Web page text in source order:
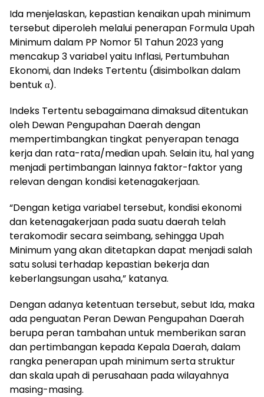
Ida menjelaskan, kepastian kenaikan upah minimum
tersebut diperoleh melalui penerapan Formula Upah
Minimum dalam PP Nomor 51 Tahun 2023 yang
mencakup 3 variabel yaitu Inflasi, Pertumbuhan
Ekonomi, dan Indeks Tertentu (disimbolkan dalam
bentuk α).
Indeks Tertentu sebagaimana dimaksud ditentukan
oleh Dewan Pengupahan Daerah dengan
mempertimbangkan tingkat penyerapan tenaga
kerja dan rata-rata/median upah. Selain itu, hal yang
menjadi pertimbangan lainnya faktor-faktor yang
relevan dengan kondisi ketenagakerjaan.
“Dengan ketiga variabel tersebut, kondisi ekonomi
dan ketenagakerjaan pada suatu daerah telah
terakomodir secara seimbang, sehingga Upah
Minimum yang akan ditetapkan dapat menjadi salah
satu solusi terhadap kepastian bekerja dan
keberlangsungan usaha,” katanya.
Dengan adanya ketentuan tersebut, sebut Ida, maka
ada penguatan Peran Dewan Pengupahan Daerah
berupa peran tambahan untuk memberikan saran
dan pertimbangan kepada Kepala Daerah, dalam
rangka penerapan upah minimum serta struktur
dan skala upah di perusahaan pada wilayahnya
masing-masing.